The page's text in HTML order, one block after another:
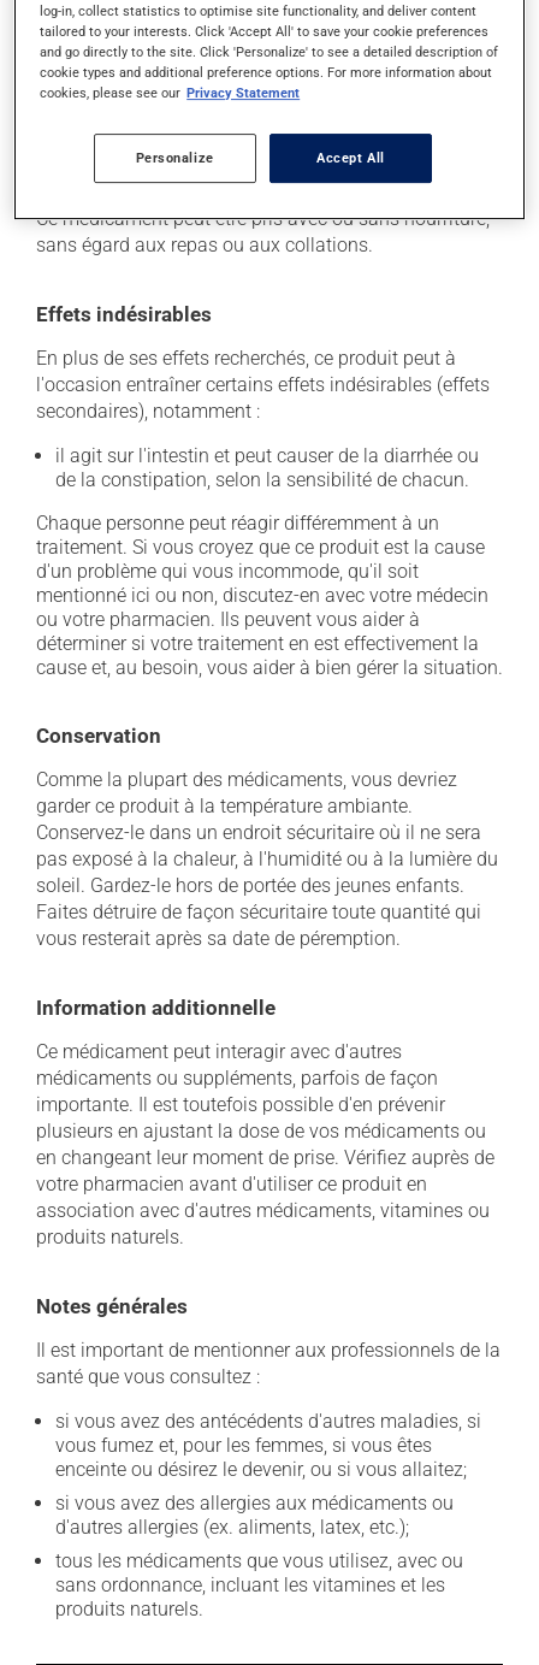
Il est important de respecter la posologie inscrite sur
l'étiquette. N'en utilisez pas plus, ni plus souvent
qu'indiqué. Si vous oubliez de prendre une dose,
prenez-la dès que vous y pensez. S'il est presque
tomber la dose oubliée. Ne doublez pas la dose
suivante pour tenter de vous rattraper.
Ce médicament peut être pris avec ou sans nourriture,
sans égard aux repas ou aux collations.
Effets indésirables
En plus de ses effets recherchés, ce produit peut à
l'occasion entraîner certains effets indésirables (effets
secondaires), notamment :
il agit sur l'intestin et peut causer de la diarrhée ou
de la constipation, selon la sensibilité de chacun.
Chaque personne peut réagir différemment à un
traitement. Si vous croyez que ce produit est la cause
d'un problème qui vous incommode, qu'il soit
mentionné ici ou non, discutez-en avec votre médecin
ou votre pharmacien. Ils peuvent vous aider à
déterminer si votre traitement en est effectivement la
cause et, au besoin, vous aider à bien gérer la situation.
Conservation
Comme la plupart des médicaments, vous devriez
garder ce produit à la température ambiante.
Conservez-le dans un endroit sécuritaire où il ne sera
pas exposé à la chaleur, à l'humidité ou à la lumière du
soleil. Gardez-le hors de portée des jeunes enfants.
Faites détruire de façon sécuritaire toute quantité qui
vous resterait après sa date de péremption.
Information additionnelle
Ce médicament peut interagir avec d'autres
médicaments ou suppléments, parfois de façon
importante. Il est toutefois possible d'en prévenir
plusieurs en ajustant la dose de vos médicaments ou
en changeant leur moment de prise. Vérifiez auprès de
votre pharmacien avant d'utiliser ce produit en
association avec d'autres médicaments, vitamines ou
produits naturels.
Notes générales
Il est important de mentionner aux professionnels de la
santé que vous consultez :
si vous avez des antécédents d'autres maladies, si
vous fumez et, pour les femmes, si vous êtes
enceinte ou désirez le devenir, ou si vous allaitez;
si vous avez des allergies aux médicaments ou
d'autres allergies (ex. aliments, latex, etc.);
tous les médicaments que vous utilisez, avec ou
sans ordonnance, incluant les vitamines et les
produits naturels.
log-in, collect statistics to optimise site functionality, and deliver content
tailored to your interests. Click 'Accept All' to save your cookie preferences
and go directly to the site. Click 'Personalize' to see a detailed description of
cookie types and additional preference options. For more information about
cookies, please see our Privacy Statement
Personalize Accept All